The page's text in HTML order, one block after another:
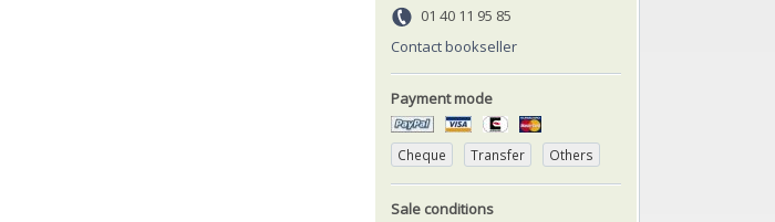
01 40 11 95 85
Contact bookseller
Payment mode
Cheque Transfer Others
Sale conditions